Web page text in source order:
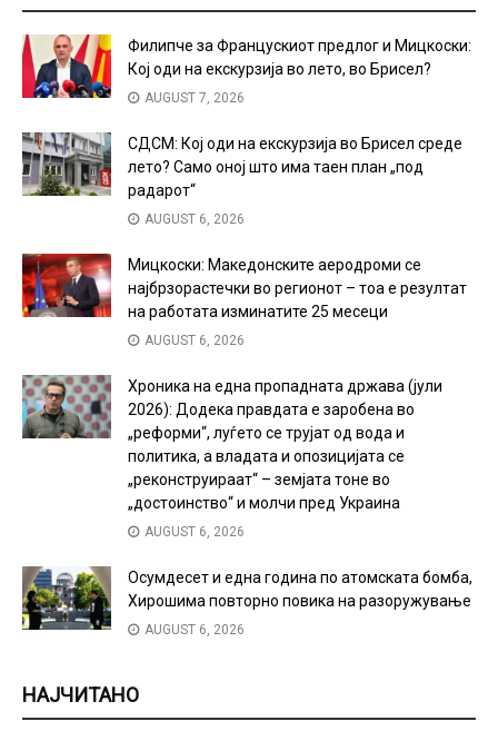
Филипче за Францускиот предлог и Мицкоски:
Кој оди на екскурзија во лето, во Брисел?
AUGUST 7, 2026
СДСМ: Кој оди на екскурзија во Брисел среде
лето? Само оној што има таен план „под
радарот“
AUGUST 6, 2026
Мицкоски: Македонските аеродроми се
најбрзорастечки во регионот – тоа е резултат
на работата изминатите 25 месеци
AUGUST 6, 2026
Хроника на една пропадната држава (јули
2026): Додека правдата е заробена во
„реформи“, луѓето се трујат од вода и
политика, а владата и опозицијата се
„реконструираат“ – земјата тоне во
„достоинство“ и молчи пред Украина
AUGUST 6, 2026
Осумдесет и една година по атомската бомба,
Хирошима повторно повика на разоружување
AUGUST 6, 2026
НАЈЧИТАНО